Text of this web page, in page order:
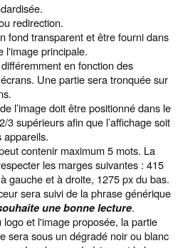
redirection.
fond transparent et être fourni dans
l'image principale.
en fonction des
Une partie sera tronquée sur
l’image doit être positionné dans le
3 supérieurs afin que l’affichage soit
appareils.
contenir maximum 5 mots. La
les marges suivantes : 415
gauche et à droite, 1275 px du bas.
sera suivi de la phrase générique
une bonne lecture.
et l'image proposée, la partie
sera sous un dégradé noir ou blanc